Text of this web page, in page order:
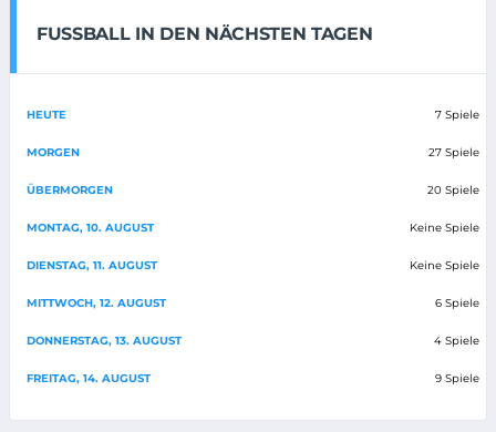
FUSSBALL IN DEN NÄCHSTEN TAGEN
HEUTE 7 Spiele
MORGEN 27 Spiele
ÜBERMORGEN 20 Spiele
MONTAG, 10. AUGUST Keine Spiele
DIENSTAG, 11. AUGUST Keine Spiele
MITTWOCH, 12. AUGUST 6 Spiele
DONNERSTAG, 13. AUGUST 4 Spiele
FREITAG, 14. AUGUST 9 Spiele